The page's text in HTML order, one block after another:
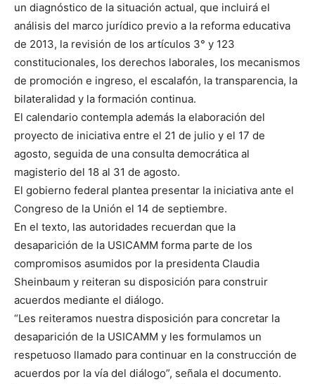
un diagnóstico de la situación actual, que incluirá el
análisis del marco jurídico previo a la reforma educativa
de 2013, la revisión de los artículos 3° y 123
constitucionales, los derechos laborales, los mecanismos
de promoción e ingreso, el escalafón, la transparencia, la
bilateralidad y la formación continua.
El calendario contempla además la elaboración del
proyecto de iniciativa entre el 21 de julio y el 17 de
agosto, seguida de una consulta democrática al
magisterio del 18 al 31 de agosto.
El gobierno federal plantea presentar la iniciativa ante el
Congreso de la Unión el 14 de septiembre.
En el texto, las autoridades recuerdan que la
desaparición de la USICAMM forma parte de los
compromisos asumidos por la presidenta Claudia
Sheinbaum y reiteran su disposición para construir
acuerdos mediante el diálogo.
“Les reiteramos nuestra disposición para concretar la
desaparición de la USICAMM y les formulamos un
respetuoso llamado para continuar en la construcción de
acuerdos por la vía del diálogo”, señala el documento.